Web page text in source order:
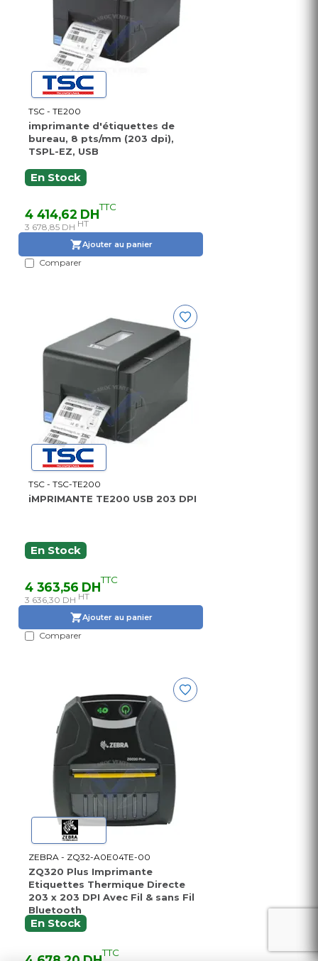
TSC - TE200
imprimante d'étiquettes de
bureau, 8 pts/mm (203 dpi),
TSPL-EZ, USB
En Stock
4 414,62 DHTTC
3 678,85 DH HT
Ajouter au panier
Comparer
TSC - TSC-TE200
iMPRIMANTE TE200 USB 203 DPI
En Stock
4 363,56 DHTTC
3 636,30 DH HT
Ajouter au panier
Comparer
ZEBRA - ZQ32-A0E04TE-00
ZQ320 Plus Imprimante
Etiquettes Thermique Directe
203 x 203 DPI Avec Fil & sans Fil
Bluetooth
En Stock
TTC